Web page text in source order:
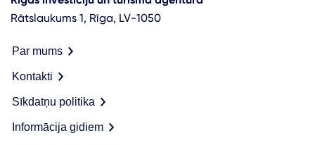
Rātslaukums 1, Rīga, LV-1050
Par mums
Kontakti
Sīkdatņu politika
Informācija gidiem